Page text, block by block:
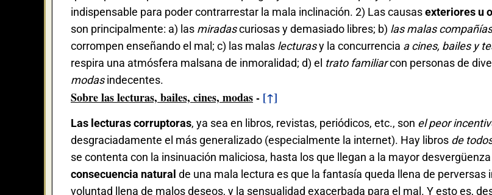
indispensable para poder contrarrestar la mala inclinación. 2) Las causasexteriores u
son principalmente: a) las miradascuriosas y demasiado libres; b) las malas
corrompen enseñando el mal; c) las malas lecturasy la concurrencia a cines, bailes y
respira una atmósfera malsana de inmoralidad; d) el trato familiarcon personas de
modasindecentes.
Sobre las lecturas, bailes, cines, modas- [↑]
Las lecturas corruptoras, ya sea en libros, revistas, periódicos, etc., son el peor
desgraciadamente el más generalizado (especialmente la internet). Hay libros de
se contenta con la insinuación maliciosa, hasta los que llegan a la mayor
consecuencia natural de una mala lectura es que la fantasía queda llena de perversas
voluntad llena de malos deseos, y la sensualidad exacerbada para el mal. Y esto es,